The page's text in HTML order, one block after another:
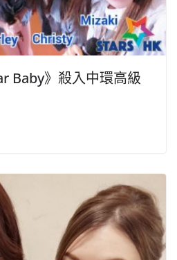
Baby》殺入中環高級